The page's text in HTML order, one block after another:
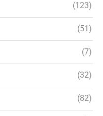
(123)
(51)
(7)
(32)
(82)